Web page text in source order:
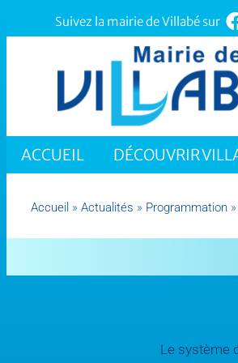
Suivez la mairie de Villabé sur
ACCUEIL DÉCOUVRIR
Accueil » Actualités » Programmation »
Le système